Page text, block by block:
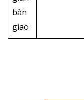
bàn
giao